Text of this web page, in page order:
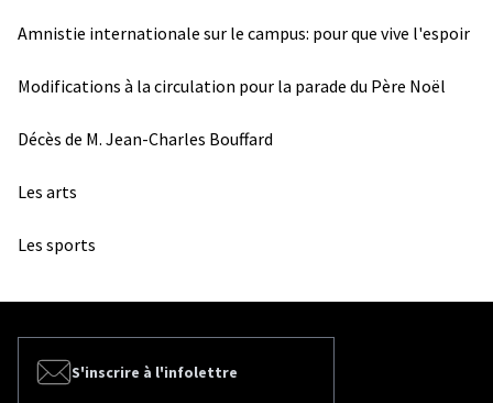
Amnistie internationale sur le campus: pour que vive l'espoir
Modifications à la circulation pour la parade du Père Noël
Décès de M. Jean-Charles Bouffard
Les arts
Les sports
S'inscrire à l'infolettre